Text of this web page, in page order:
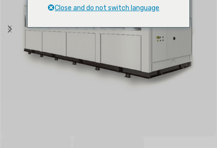
Close and do not switch language